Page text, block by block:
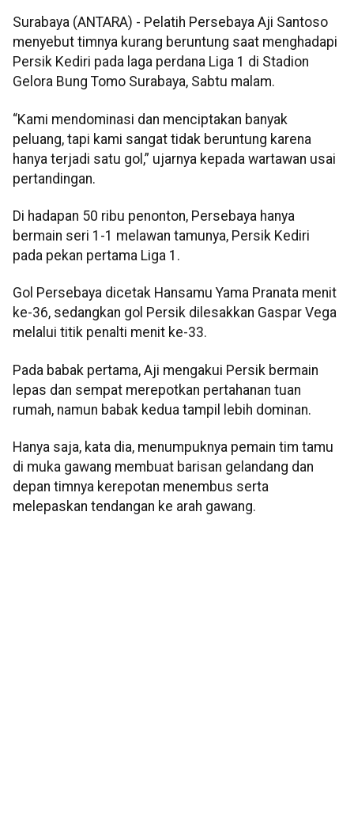
Surabaya (ANTARA) - Pelatih Persebaya Aji Santoso
menyebut timnya kurang beruntung saat menghadapi
Persik Kediri pada laga perdana Liga 1 di Stadion
Gelora Bung Tomo Surabaya, Sabtu malam.
“Kami mendominasi dan menciptakan banyak
peluang, tapi kami sangat tidak beruntung karena
hanya terjadi satu gol,” ujarnya kepada wartawan usai
pertandingan.
Di hadapan 50 ribu penonton, Persebaya hanya
bermain seri 1-1 melawan tamunya, Persik Kediri
pada pekan pertama Liga 1.
Gol Persebaya dicetak Hansamu Yama Pranata menit
ke-36, sedangkan gol Persik dilesakkan Gaspar Vega
melalui titik penalti menit ke-33.
Pada babak pertama, Aji mengakui Persik bermain
lepas dan sempat merepotkan pertahanan tuan
rumah, namun babak kedua tampil lebih dominan.
Hanya saja, kata dia, menumpuknya pemain tim tamu
di muka gawang membuat barisan gelandang dan
depan timnya kerepotan menembus serta
melepaskan tendangan ke arah gawang.